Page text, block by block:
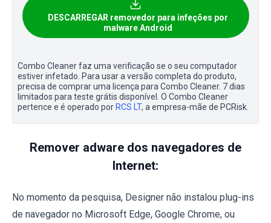
DESCARREGAR removedor para infeções por
malware Android
Combo Cleaner faz uma verificação se o seu computador
estiver infetado. Para usar a versão completa do produto,
precisa de comprar uma licença para Combo Cleaner. 7 dias
limitados para teste grátis disponível. O Combo Cleaner
pertence e é operado por RCS LT, a empresa-mãe de PCRisk.
Remover adware dos navegadores de
Internet:
No momento da pesquisa, Designer não instalou plug-ins
de navegador no Microsoft Edge, Google Chrome, ou